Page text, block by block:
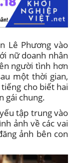
Lê Phương vào
nữ doanh nhân
người tình hơn
một thời gian,
cho biết hai
gái chung.
tập trung vào
ảnh về các vai
ảnh bên con